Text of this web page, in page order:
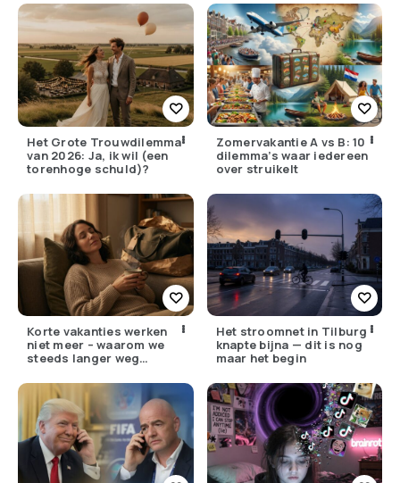
Het Grote Trouwdilemma
van 2026: Ja, ik wil (een
torenhoge schuld)?
Zomervakantie A vs B: 10
dilemma’s waar iedereen
over struikelt
Korte vakanties werken
niet meer – waarom we
steeds langer weg
Het stroomnet in Tilburg
knapte bijna — dit is nog
maar het begin